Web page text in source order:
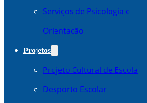
Serviços de Psicologia e
Orientação
Projetos
Projeto Cultural de Escola
Desporto Escolar